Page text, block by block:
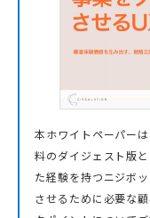
本ホワイトペーパー
料のダイジェスト版
た経験を持つニジボ
させるために必要な